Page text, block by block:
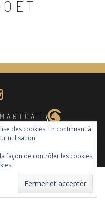
Mongeot
des cookies. En continuant à
utilisation.
façon de contrôler les cookies,